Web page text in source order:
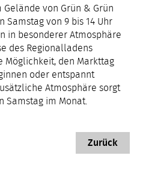
von Grün & Grün
Samstag von 9 bis 14 Uhr
in besonderer Atmosphäre
des Regionalladens
Möglichkeit, den Markttag
oder entspannt
Atmosphäre sorgt
Samstag im Monat.
Zurück